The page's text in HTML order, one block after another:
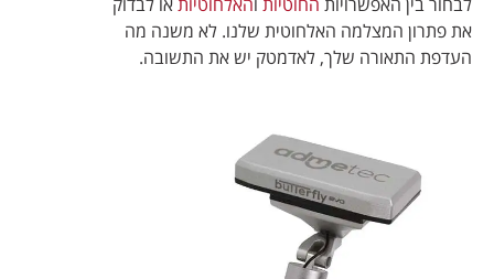
את פתרון המצלמה האלחוטית שלנו. לא משנה מה
העדפת התאורה שלך, לאדמטק יש את התשובה.